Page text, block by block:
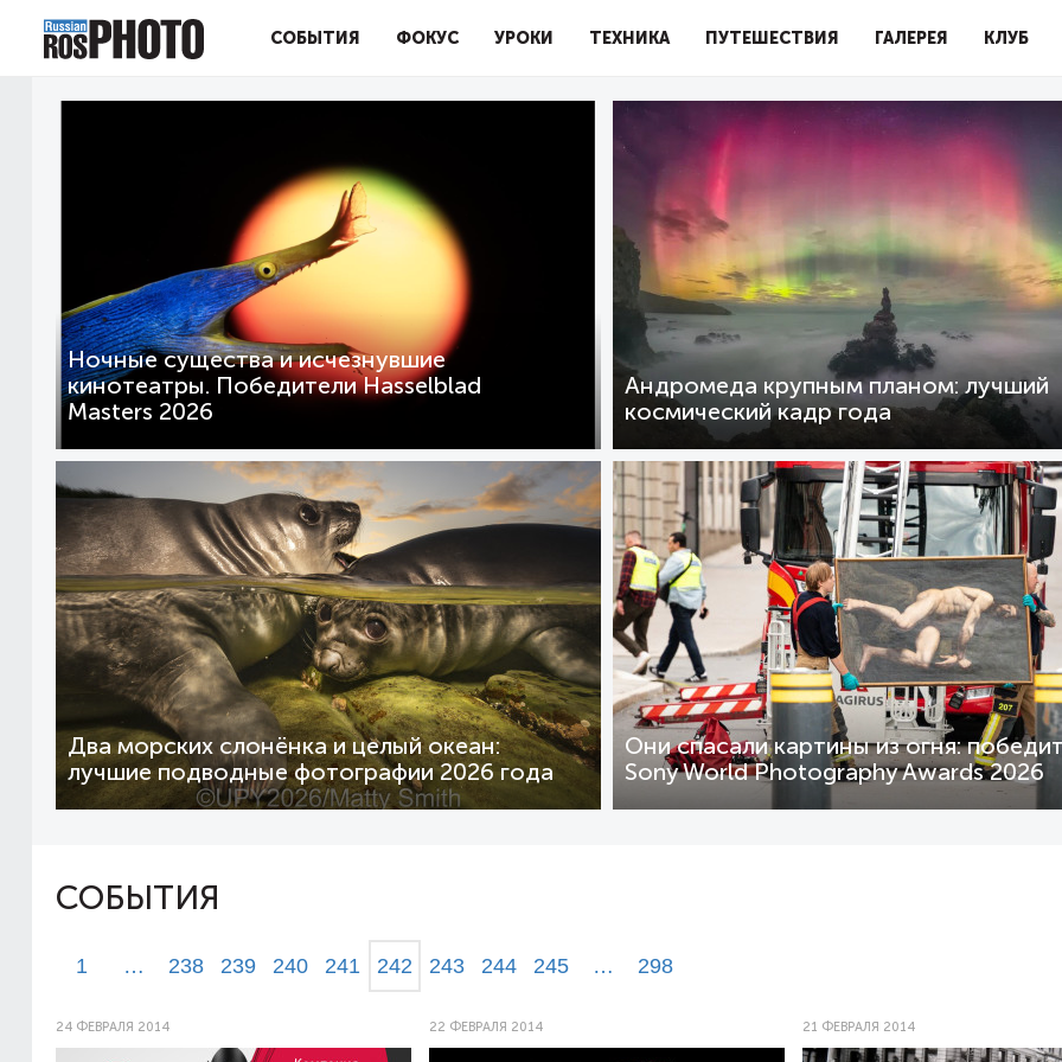
СОБЫТИЯ ФОКУС УРОКИ ТЕХНИКА ПУТЕШЕСТВИЯ ГАЛЕРЕЯ КЛУБ
Ночные существа и исчезнувшие
кинотеатры. Победители Hasselblad
Masters 2026
Андромеда крупным планом: лучший
космический кадр года
Два морских слонёнка и целый океан:
лучшие подводные фотографии 2026 года
Они спасали картины из огня:
Sony World Photography Awards 2026
СОБЫТИЯ
1 … 238 239 240 241 242 243 244 245 … 298
24 ФЕВРАЛЯ 2014 22 ФЕВРАЛЯ 2014 21 ФЕВРАЛЯ 2014